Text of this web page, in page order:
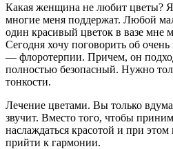
Какая женщина не любит цветы?
многие меня поддержат. Любой
один красивый цветок в вазе мне
Сегодня хочу поговорить об
— флоротерпии. Причем, он
полностью безопасный. Нужно
тонкости.
Лечение цветами. Вы только
звучит. Вместо того, чтобы
наслаждаться красотой и при
прийти к гармонии.